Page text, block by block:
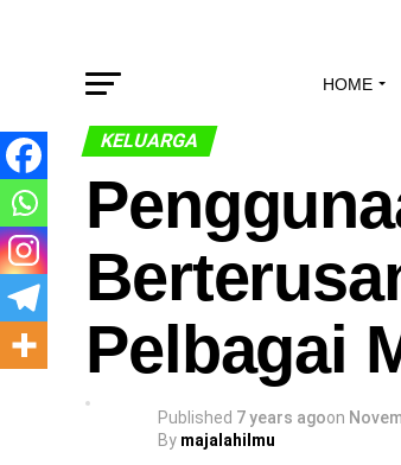
HOME
KELUARGA
Pelbagai
Published 7 years agoon
By majalahilmu